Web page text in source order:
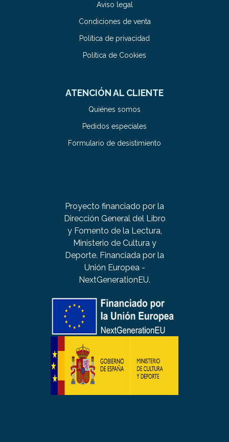
Aviso legal
Condiciones de venta
Política de privacidad
Política de Cookies
ATENCIÓN AL CLIENTE
Quiénes somos
Pedidos especiales
Formulario de desistimiento
Proyecto financiado por la
Dirección General del Libro
y Fomento de la Lectura,
Ministerio de Cultura y
Deporte. Financiada por la
Unión Europea -
NextGenerationEU.